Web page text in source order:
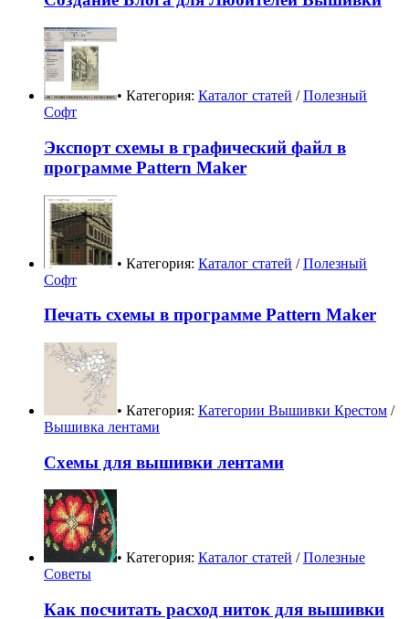
• Категория: Каталог статей /Полезный
Софт
Экспорт схемы в графический файл в
программе Pattern Maker
• Категория: Каталог статей /Полезный
Софт
Печать схемы в программе Pattern Maker
• Категория: Категории Вышивки Крестом /
Вышивка лентами
Схемы для вышивки лентами
• Категория: Каталог статей /Полезные
Советы
Как посчитать расход ниток для вышивки